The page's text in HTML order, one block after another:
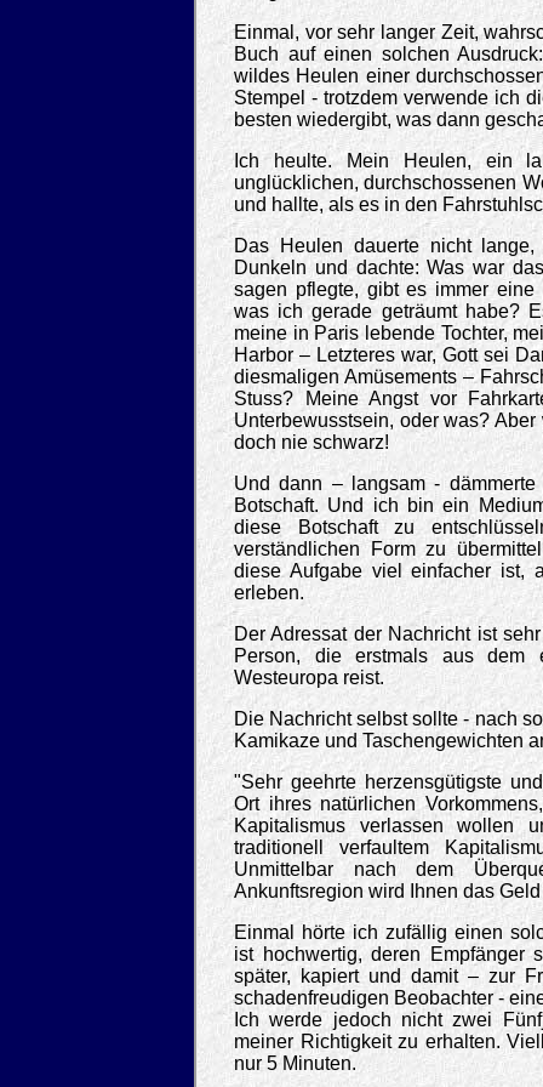
Einmal, vor sehr langer Zeit,
Buch auf einen solchen
wildes Heulen einer
Stempel - trotzdem verwende ich
besten wiedergibt, was dann
Ich heulte. Mein Heulen, ein
unglücklichen, durchschossenen
und hallte, als es in den
Das Heulen dauerte nicht
Dunkeln und dachte: Was war
sagen pflegte, gibt es immer
was ich gerade geträumt habe?
meine in Paris lebende Tochter,
Harbor – Letzteres war, Gott sei
diesmaligen Amüsements –
Stuss? Meine Angst vor
Unterbewusstsein, oder was?
doch nie schwarz!
Und dann – langsam -
Botschaft. Und ich bin ein
diese Botschaft zu
verständlichen Form zu
diese Aufgabe viel einfacher ist,
erleben.
Der Adressat der Nachricht ist
Person, die erstmals aus dem
Westeuropa reist.
Die Nachricht selbst sollte - nach
Kamikaze und Taschengewichten
"Sehr geehrte herzensgütigste
Ort ihres natürlichen
Kapitalismus verlassen
traditionell verfaultem
Unmittelbar nach dem
Ankunftsregion wird Ihnen das
Einmal hörte ich zufällig einen
ist hochwertig, deren Empfänger
später, kapiert und damit – zur
schadenfreudigen Beobachter -
Ich werde jedoch nicht zwei
meiner Richtigkeit zu erhalten.
nur 5 Minuten.